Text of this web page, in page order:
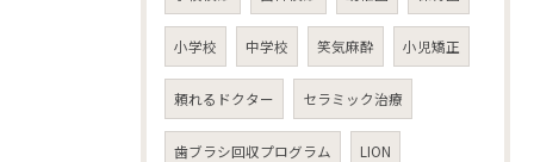
小学校 中学校 笑気麻酔 小児矯正
頼れるドクター セラミック治療
歯ブラシ回収プログラム LION